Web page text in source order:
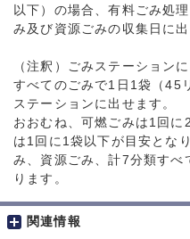
以下）の場合、有料ごみ処
み及び資源ごみの収集日に出
（注釈）ごみステーション
すべてのごみで1日1袋（45
ステーションに出せます。
おおむね、可燃ごみは1回に
は1回に1袋以下が目安とな
み、資源ごみ、計7分類すべ
ります。
関連情報